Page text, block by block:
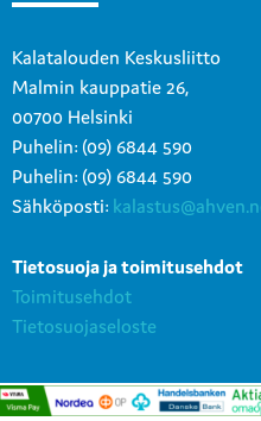
Kalatalouden Keskusliitto
Malmin kauppatie 26,
00700 Helsinki
Puhelin: (09) 6844 590
Puhelin: (09) 6844 590
Sähköposti:
Tietosuoja ja toimitusehdot
Toimitusehdot
Tietosuojaseloste